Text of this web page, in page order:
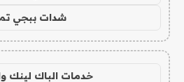
شدات ببجي
خدمات الباك لينك